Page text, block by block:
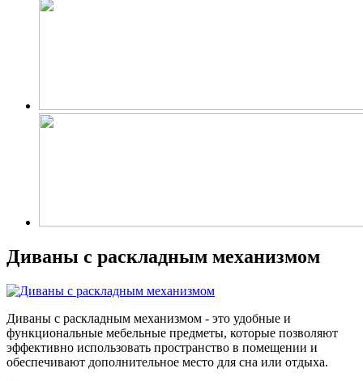
Диваны с раскладным механизмом
Диваны с раскладным механизмом - это удобные и
функциональные мебельные предметы, которые позволяют
эффективно использовать пространство в помещении и
обеспечивают дополнительное место для сна или отдыха.